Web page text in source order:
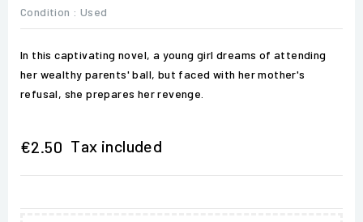
Condition : Used
In this captivating novel, a young girl dreams of attending
her wealthy parents' ball, but faced with her mother's
refusal, she prepares her revenge.
€2.50 Tax included